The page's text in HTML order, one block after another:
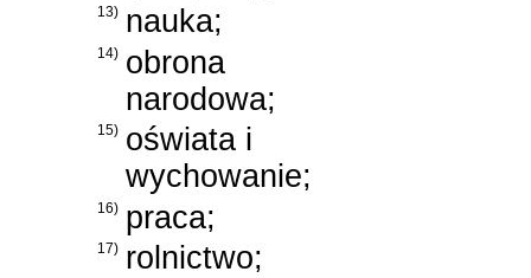
13) nauka;
14) obrona
narodowa;
15) oświata i
wychowanie;
16) praca;
17) rolnictwo;